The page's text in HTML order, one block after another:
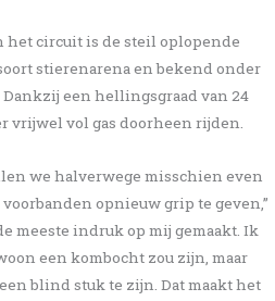
het circuit is de steil oplopende
stierenarena en bekend onder
Dankzij een hellingsgraad van 24
vrijwel vol gas doorheen rijden.
we halverwege misschien even
opnieuw grip te geven,”
meeste indruk op mij gemaakt. Ik
een kombocht zou zijn, maar
blind stuk te zijn. Dat maakt het